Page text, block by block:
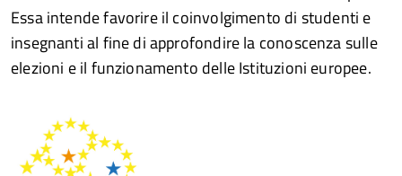
Essa intende favorire il coinvolgimento di studenti e
insegnanti al fine di approfondire la conoscenza sulle
elezioni e il funzionamento delle Istituzioni europee.